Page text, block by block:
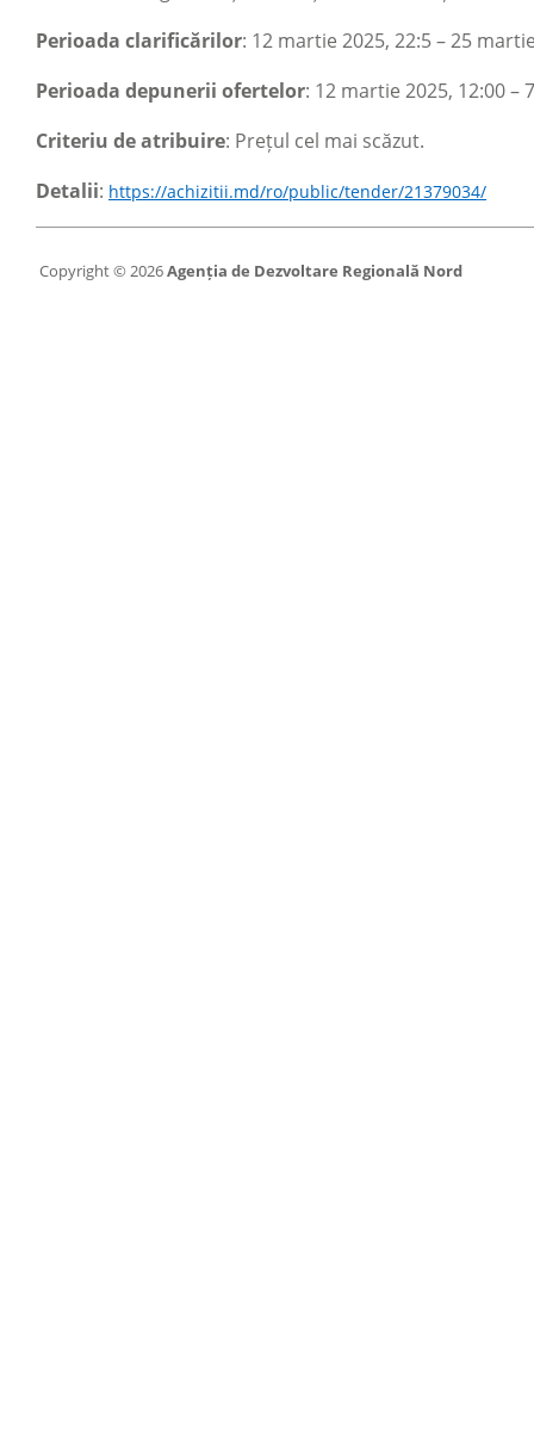
Perioada clarificărilor: 12 martie 2025, 22:5 – 25
Perioada depunerii ofertelor: 12 martie 2025, 12:00 –
Criteriu de atribuire: Prețul cel mai scăzut.
Detalii: https://achizitii.md/ro/public/tender/21379034/
Copyright © 2026Agenția de Dezvoltare Regională Nord